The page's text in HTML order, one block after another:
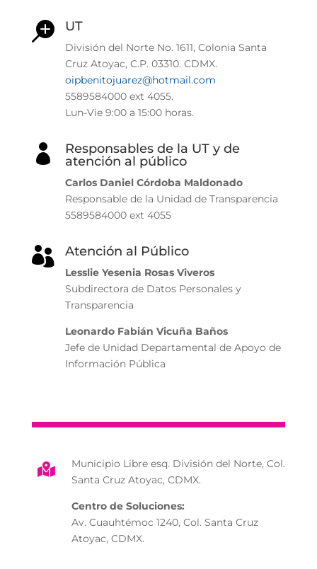
 UT
División del Norte No. 1611, Colonia Santa
Cruz Atoyac, C.P. 03310. CDMX.
oipbenitojuarez@hotmail.com
5589584000 ext 4055.
Lun-Vie 9:00 a 15:00 horas.

Responsables de la UT y de
atención al público
Carlos Daniel Córdoba Maldonado
Responsable de la Unidad de Transparencia
5589584000 ext 4055
 Atención al Público
Lesslie Yesenia Rosas Viveros
Subdirectora de Datos Personales y
Transparencia
Leonardo Fabián Vicuña Baños
Jefe de Unidad Departamental de Apoyo de
Información Pública

Municipio Libre esq. División del Norte, Col.
Santa Cruz Atoyac, CDMX.
Centro de Soluciones:
Av. Cuauhtémoc 1240, Col. Santa Cruz
Atoyac, CDMX.